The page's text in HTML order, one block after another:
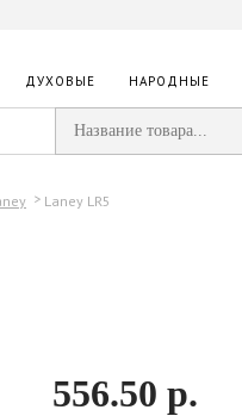
ДУХОВЫЕ НАРОДНЫЕ
Laney LR5
556.50 р.